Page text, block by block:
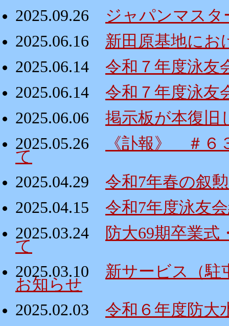
2025.09.26
ジャパンマスタ
2025.06.16
新田原基地にお
2025.06.14
令和７年度泳友
2025.06.14
令和７年度泳友
2025.06.06
掲示板が本復旧
2025.05.26
《訃報》 ＃６
て
2025.04.29
令和7年春の叙
2025.04.15
令和7年度泳友
2025.03.24
防大69期卒業
て
2025.03.10
新サービス（駐
お知らせ
2025.02.03
令和６年度防大